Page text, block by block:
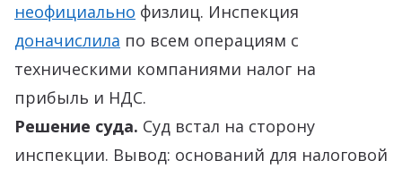
неофициально физлиц. Инспекция
доначислила по всем операциям с
техническими компаниями налог на
прибыль и НДС.
Решение суда. Суд встал на сторону
инспекции. Вывод: оснований для налоговой